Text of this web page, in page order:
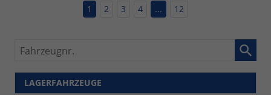
1 2 3 4 ... 12
Fahrzeugnr.
LAGERFAHRZEUGE